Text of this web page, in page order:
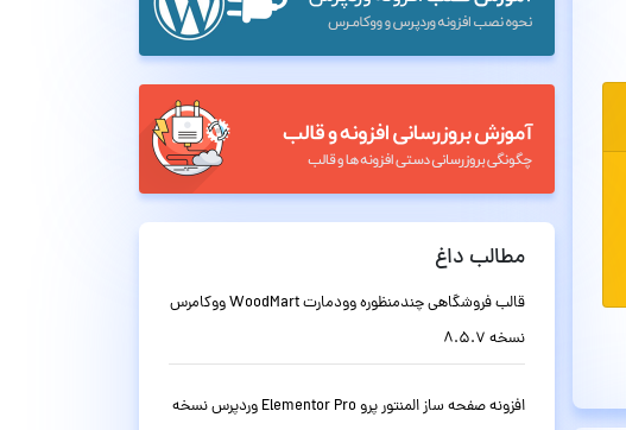
مطالب داغ
قالب فروشگاهی چندمنظوره وودمارت WoodMart ووکامرس
نسخه 8.5.7
افزونه صفحه ساز المنتور پرو Elementor Pro وردپرس نسخه